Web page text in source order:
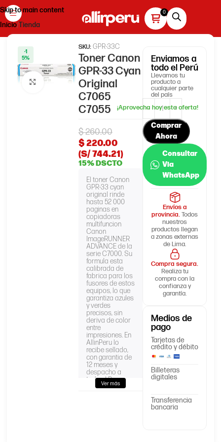
Skip to main content
Inicio Tienda
-1
5%
Haga clic para ampliar
SKU:GPR-33C
Toner Canon
GPR-33 Cyan
Original
C7065
C7055
$260.00
$220.00
(S/ 744.21)
15% DSCTO
El toner Canon
GPR-33 cyan
original rinde
hasta 52 000
paginas en
copiadoras
multifuncion
Canon
ImageRUNNER
ADVANCE de la
serie C7000. Su
formula esta
calibrada de
fabrica para los
fusores de estos
equipos, lo que
garantiza azules
y verdes
precisos, sin
deriva de color
entre
impresiones. En
AllinPeru lo
recibe sellado,
con garantia de
12 meses y
despacho a
todo el Peru.
TonerCanon
Ver más
Enviamos a
todo el Perú
Llevamos tu
producto a
cualquier parte
del país
Comprar
Ahora
Consultar
Via
WhatsApp
Envíos a
provincia.Todos
nuestros
productos llegan
a zonas externas
de Lima.
Compra segura.
Realiza tu
compra con la
confianza y
garantía.
Medios de
pago
Tarjetas de
crédito y débito
Billeteras
digitales
Transferencia
bancaria